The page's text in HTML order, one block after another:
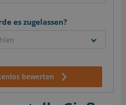
es zugelassen?
bewerten